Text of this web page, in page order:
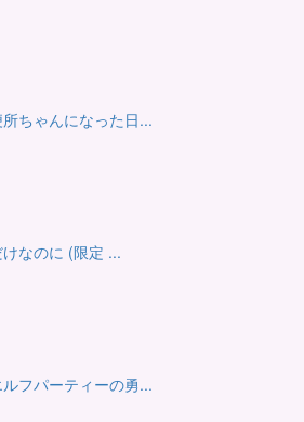
ちゃんになった日...
なのに (限定 ...
フパーティーの勇...